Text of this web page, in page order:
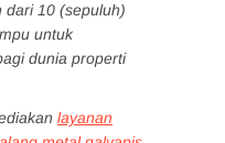
dari 10 (sepuluh)
untuk
dunia properti
layanan